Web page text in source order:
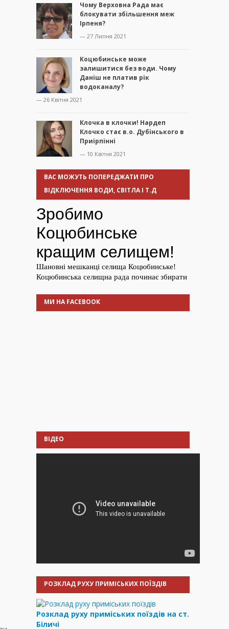
Чому Верховна Рада має
блокувати збільшення меж
Ірпеня?
— 27 Липня 2021
Коцюбинське може
залишитися без води. Чому
Даніш не платив рік
водоканалу?
— 26 Квітня 2021
Клочка в клочки! Нардеп
Клочко стає в.о. Дубінського в
Приірпінні
— 10 Квітня 2021
ВАС МОЖУТЬ ПОПЕРЕДЖАТИ ПРО
ВІДКЛЮЧЕННЯ ВОДИ, СВІТЛА І Т.Д
МИ НА FACEBOOK
ВІДЕО
РОЗКЛАД РУХУ ПРИМІСЬКИХ ПОЇЗДІВ
Розклад руху приміських поїздів на ст.
Біличі